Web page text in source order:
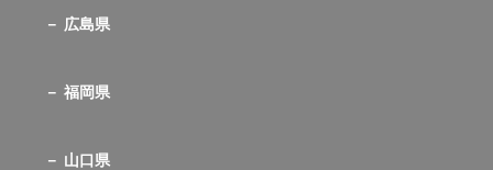
広島県
福岡県
山口県